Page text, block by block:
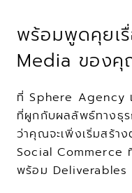
พร้อมพูดคุยเ
Media ของ
ที่ Sphere Agency
ที่ผูกกับผลลัพธ์ทางธุ
ว่าคุณจะเพิ่งเริ่มสร้า
Social Commerce
พร้อม Deliverables